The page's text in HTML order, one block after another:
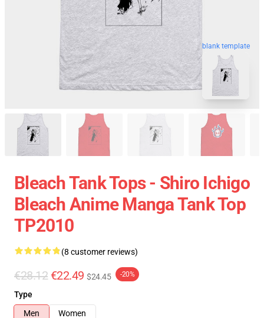
blank template
Bleach Tank Tops - Shiro Ichigo
Bleach Anime Manga Tank Top
TP2010
(8 customer reviews)
€28.12 €22.49 $24.45 -20%
Type
Men
Women